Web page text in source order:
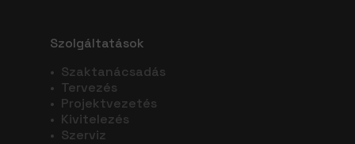
Szolgáltatások
• Szaktanácsadás
• Tervezés
• Projektvezetés
• Kivitelezés
• Szerviz